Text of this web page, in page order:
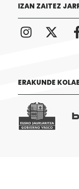
IZAN ZAITEZ
ERAKUNDE